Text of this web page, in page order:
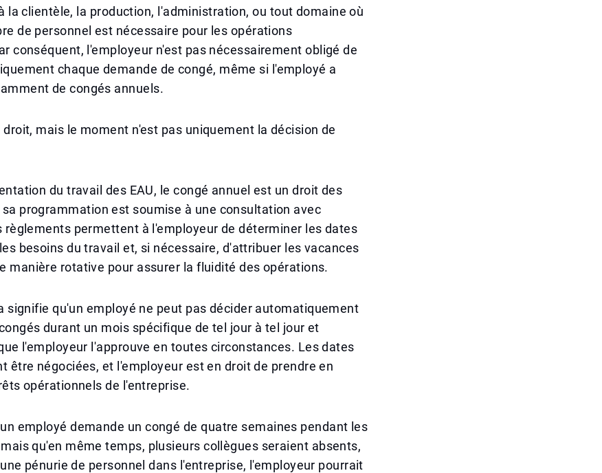
la clientèle, la production, l'administration, ou tout domaine où
de personnel est nécessaire pour les opérations
conséquent, l'employeur n'est pas nécessairement obligé de
chaque demande de congé, même si l'employé a
de congés annuels.
droit, mais le moment n'est pas uniquement la décision de
du travail des EAU, le congé annuel est un droit des
programmation est soumise à une consultation avec
règlements permettent à l'employeur de déterminer les dates
besoins du travail et, si nécessaire, d'attribuer les vacances
manière rotative pour assurer la fluidité des opérations.
signifie qu'un employé ne peut pas décider automatiquement
durant un mois spécifique de tel jour à tel jour et
l'employeur l'approuve en toutes circonstances. Les dates
être négociées, et l'employeur est en droit de prendre en
opérationnels de l'entreprise.
employé demande un congé de quatre semaines pendant les
qu'en même temps, plusieurs collègues seraient absents,
pénurie de personnel dans l'entreprise, l'employeur pourrait